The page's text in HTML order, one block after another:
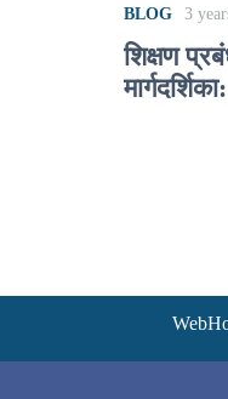
BLOG 3
शिक्षण